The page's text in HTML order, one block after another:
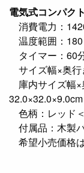
電気式コンパク
消費電力：
温度範囲：
タイマー：60
サイズ幅×奥行
庫内サイズ幅×
色柄：レッド
付属品：木製
希望小売価格